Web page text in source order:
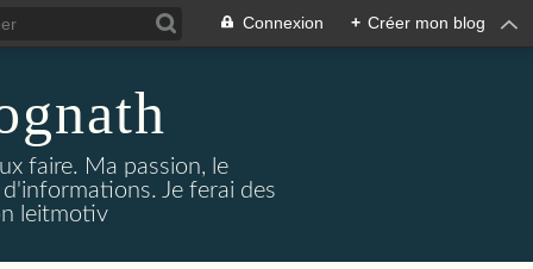
Connexion + Créer mon blog
faire. Ma passion, le
Je ferai des
leitmotiv